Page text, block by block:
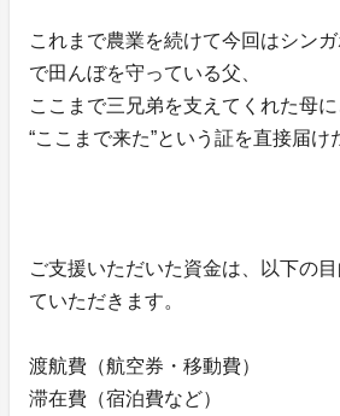
これまで農業を続けて今回はシン
で田んぼを守っている父、
ここまで三兄弟を支えてくれた母に
“ここまで来た”という証を直接届け
ご支援いただいた資金は、以下の
ていただきます。
渡航費（航空券・移動費）
滞在費（宿泊費など）